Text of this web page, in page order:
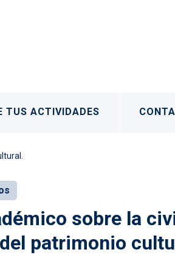
TUS ACTIVIDADES
sobre la
patrimonio